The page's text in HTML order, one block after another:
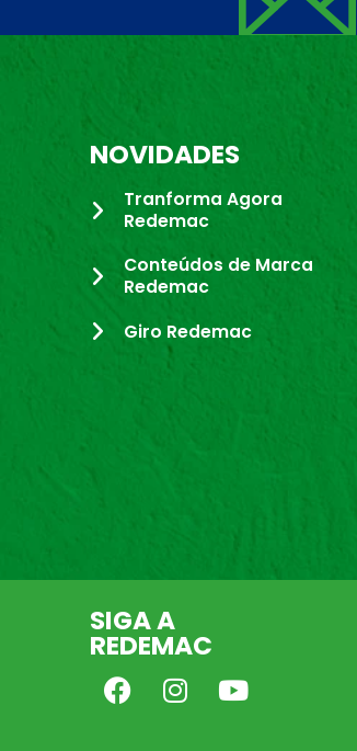
NOVIDADES
Tranforma Agora
Redemac
Conteúdos de Marca
Redemac
Giro Redemac
SIGA A
REDEMAC